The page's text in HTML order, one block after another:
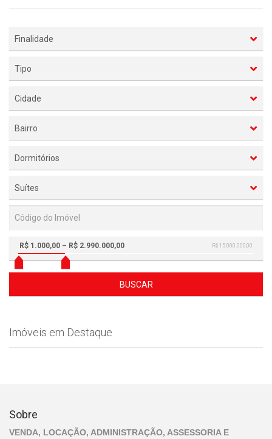
Finalidade
Tipo
Cidade
Bairro
Dormitórios
Suítes
R$ 15.000.000,00
R$ 1.000,00 – R$ 2.990.000,00
BUSCAR
Imóveis em Destaque
Sobre
VENDA, LOCAÇÃO, ADMINISTRAÇÃO, ASSESSORIA E